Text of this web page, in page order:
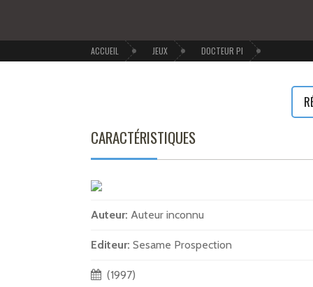
ACCUEIL JEUX DOCTEUR PI
CARACTÉRISTIQUES
Auteur: Auteur inconnu
Editeur: Sesame Prospection
(1997)